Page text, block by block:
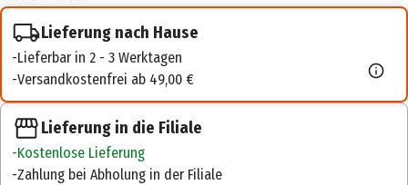
Lieferung nach Hause
Lieferbar in 2 - 3 Werktagen
Versandkostenfrei ab 49,00 €
Lieferung in die Filiale
Kostenlose Lieferung
Zahlung bei Abholung in der Filiale